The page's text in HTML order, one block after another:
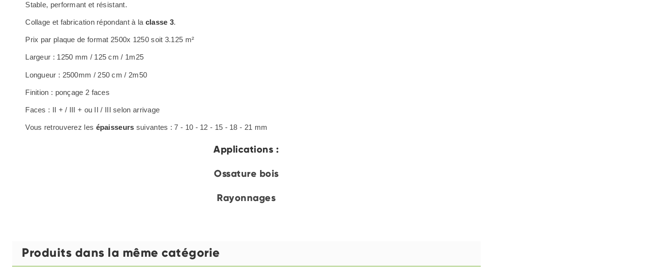
Stable, performant et résistant.
Collage et fabrication répondant à la classe 3.
Prix par plaque de format 2500x 1250 soit 3.125 m²
Largeur : 1250 mm / 125 cm / 1m25
Longueur : 2500mm / 250 cm / 2m50
Finition : ponçage 2 faces
Faces : II + / III + ou II / III selon arrivage
Vous retrouverez les épaisseurs suivantes : 7 - 10 - 12 - 15 - 18 - 21 mm
Applications :
Ossature bois
Rayonnages
Produits dans la même catégorie